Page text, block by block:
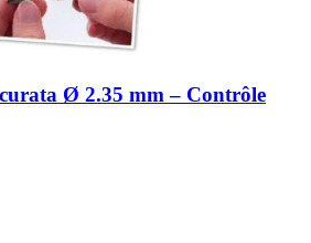
Ø 2.35 mm – Contrôle